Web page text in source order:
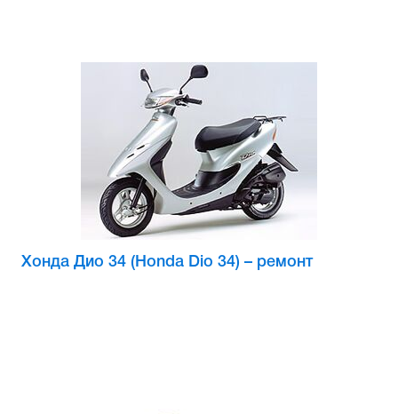
Хонда Дио 34 (Honda Dio 34) – ремонт